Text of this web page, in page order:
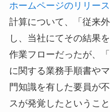
ホームページのリリース
計算について、「従来
し、当社にてその結果
作業フローだったが、
に関する業務手順書や
門知識を有した要員が
スが発覚したということ